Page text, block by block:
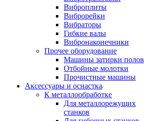
Виброплиты
Виброрейки
Вибраторы
Гибкие валы
Вибронаконечники
Прочее оборудование
Машины затирки полов
Отбойные молотки
Прочистные машины
Аксeccyapы и оснастка
К металлообработке
Для металлорежущих
станков